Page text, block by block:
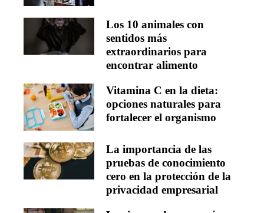
Los 10 animales con
sentidos más
extraordinarios para
encontrar alimento
Vitamina C en la dieta:
opciones naturales para
fortalecer el organismo
La importancia de las
pruebas de conocimiento
cero en la protección de la
privacidad empresarial